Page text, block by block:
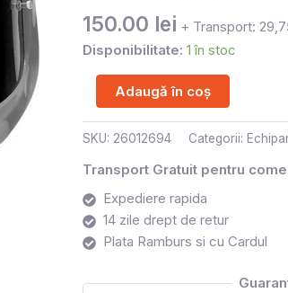
150.00 lei + Transport:
Disponibilitate: 1 în stoc
Adaugă în coș
SKU: 26012694 Categorii:
Transport Gratuit pentru
Expediere rapida
14 zile drept de retur
Plata Ramburs si cu Cardul